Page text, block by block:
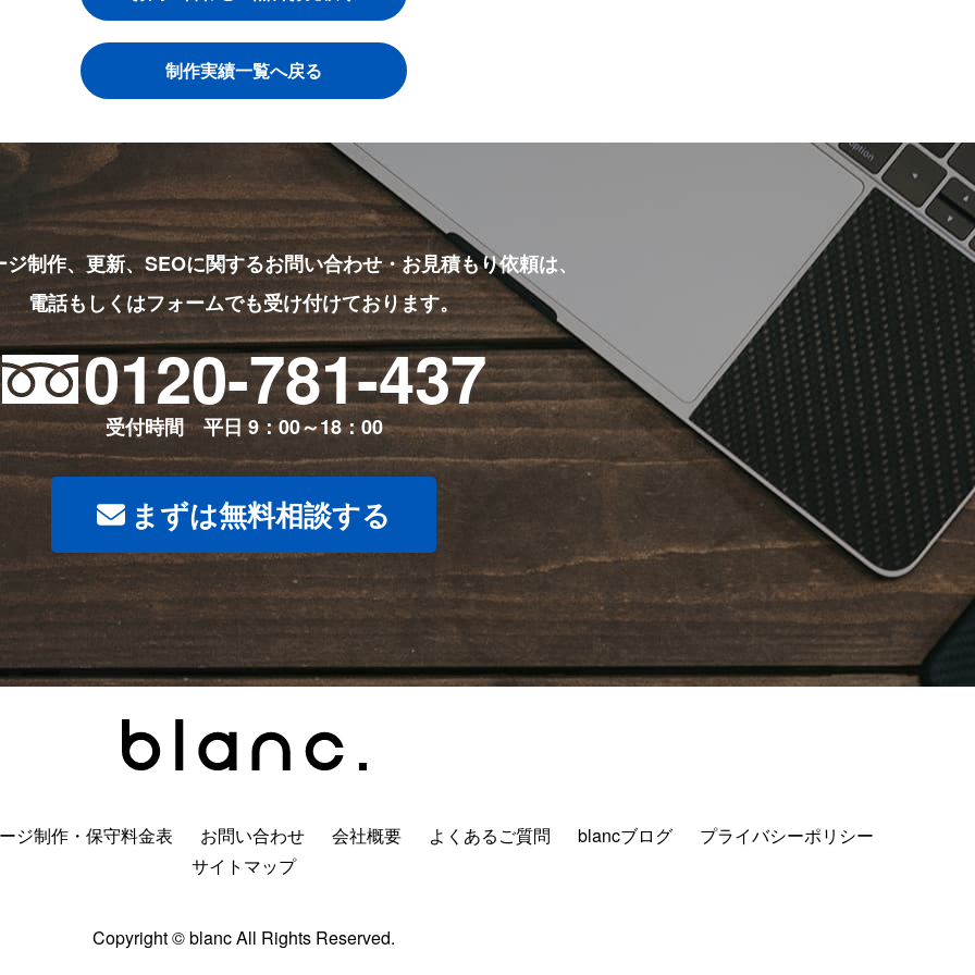
制作実績一覧へ戻る
ジ制作、更新、SEOに関するお問い合わせ・お見積もり依頼は、
電話もしくはフォームでも受け付けております。
0120-781-437
受付時間 平日 9：00～18：00
まずは無料相談する
ジ制作・保守料金表 お問い合わせ 会社概要 よくあるご質問 blancブログ
プライバシーポリシー
サイトマップ
Copyright©blanc All Rights Reserved.